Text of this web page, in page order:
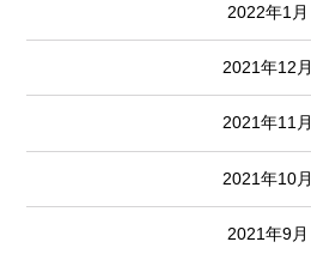
2022年1月
2021年12月
2021年11月
2021年10月
2021年9月